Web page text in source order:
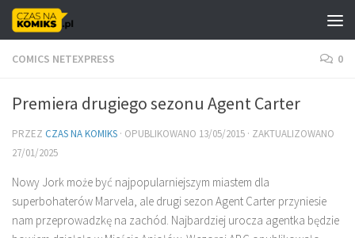
Skip to content
COMICS NETEXPRESS 0
Premiera drugiego sezonu Agent Carter
PRZEZ CZAS NA KOMIKS · OPUBLIKOWANO 13/05/2015 · ZAKTUALIZOWANO
27/01/2025
Nowy Jork może być najpopularniejszym miastem dla
superbohaterów Marvela, ale drugi sezon Agent Carter przyniesie
nam przeprowadzkę na zachód. Najbardziej urocza agentka będzie